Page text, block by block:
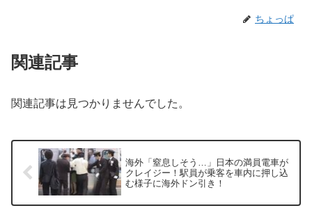
ちょっぱ
関連記事
関連記事は見つかりませんでした。
海外「窒息しそう…」日本の満員電車が
クレイジー！駅員が乗客を車内に押し込
む様子に海外ドン引き！